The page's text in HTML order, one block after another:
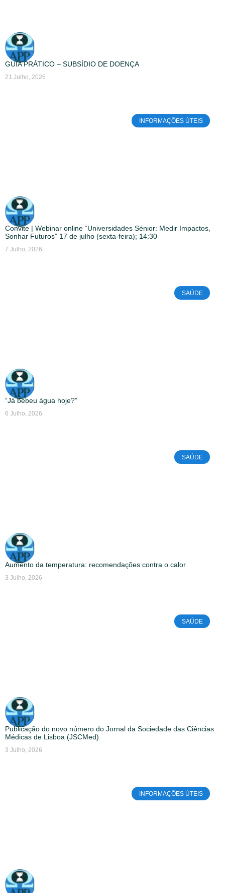
GUIA PRÁTICO – SUBSÍDIO DE DOENÇA
21 Julho, 2026
INFORMAÇÕES ÚTEIS
Convite | Webinar online “Universidades Sénior: Medir Impactos,
Sonhar Futuros” 17 de julho (sexta-feira); 14:30
7 Julho, 2026
SAÚDE
“Já bebeu água hoje?”
6 Julho, 2026
SAÚDE
Aumento da temperatura: recomendações contra o calor
3 Julho, 2026
SAÚDE
Publicação do novo número do Jornal da Sociedade das Ciências
Médicas de Lisboa (JSCMed)
3 Julho, 2026
INFORMAÇÕES ÚTEIS